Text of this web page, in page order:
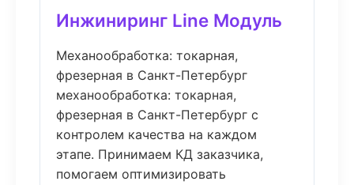
Инжиниринг Line Модуль
Механообработка: токарная,
фрезерная в Санкт-Петербург
механообработка: токарная,
фрезерная в Санкт-Петербург с
контролем качества на каждом
этапе. Принимаем КД заказчика,
помогаем оптимизировать